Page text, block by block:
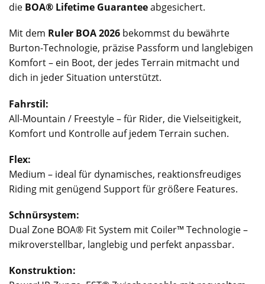
die BOA® Lifetime Guaranteeabgesichert.
Mit dem Ruler BOA 2026 bekommst du bewährte
Burton-Technologie, präzise Passform und langlebigen
Komfort – ein Boot, der jedes Terrain mitmacht und
dich in jeder Situation unterstützt.
Fahrstil:
All-Mountain / Freestyle – für Rider, die Vielseitigkeit,
Komfort und Kontrolle auf jedem Terrain suchen.
Flex:
Medium – ideal für dynamisches, reaktionsfreudiges
Riding mit genügend Support für größere Features.
Schnürsystem:
Dual Zone BOA® Fit System mit Coiler™ Technologie –
mikroverstellbar, langlebig und perfekt anpassbar.
Konstruktion: